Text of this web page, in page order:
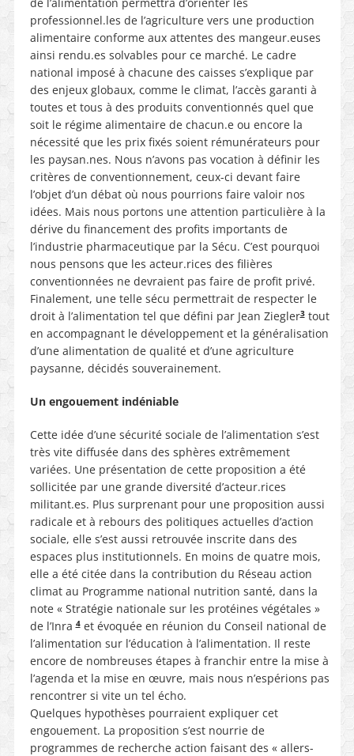
professionnel.les de l’agriculture vers une production
alimentaire conforme aux attentes des mangeur.euses
ainsi rendu.es solvables pour ce marché. Le cadre
national imposé à chacune des caisses s’explique par
des enjeux globaux, comme le climat, l’accès garanti à
toutes et tous à des produits conventionnés quel que
soit le régime alimentaire de chacun.e ou encore la
nécessité que les prix fixés soient rémunérateurs pour
les paysan.nes. Nous n’avons pas vocation à définir les
critères de conventionnement, ceux-ci devant faire
l’objet d’un débat où nous pourrions faire valoir nos
idées. Mais nous portons une attention particulière à la
dérive du financement des profits importants de
l’industrie pharmaceutique par la Sécu. C’est pourquoi
nous pensons que les acteur.rices des filières
conventionnées ne devraient pas faire de profit privé.
Finalement, une telle sécu permettrait de respecter le
droit à l’alimentation tel que défini par Jean Ziegler3tout
en accompagnant le développement et la généralisation
d’une alimentation de qualité et d’une agriculture
paysanne, décidés souverainement.
Un engouement indéniable
Cette idée d’une sécurité sociale de l’alimentation s’est
très vite diffusée dans des sphères extrêmement
variées. Une présentation de cette proposition a été
sollicitée par une grande diversité d’acteur.rices
militant.es. Plus surprenant pour une proposition aussi
radicale et à rebours des politiques actuelles d’action
sociale, elle s’est aussi retrouvée inscrite dans des
espaces plus institutionnels. En moins de quatre mois,
elle a été citée dans la contribution du Réseau action
climat au Programme national nutrition santé, dans la
note « Stratégie nationale sur les protéines végétales »
de l’Inra4et évoquée en réunion du Conseil national de
l’alimentation sur l’éducation à l’alimentation. Il reste
encore de nombreuses étapes à franchir entre la mise à
l’agenda et la mise en œuvre, mais nous n’espérions pas
rencontrer si vite un tel écho.
Quelques hypothèses pourraient expliquer cet
engouement. La proposition s’est nourrie de
programmes de recherche action faisant des « allers-